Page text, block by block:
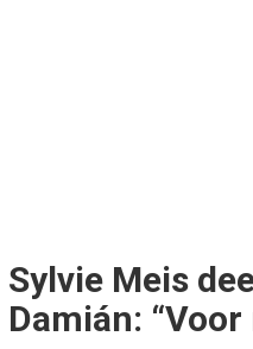
Sylvie Meis
Damián: